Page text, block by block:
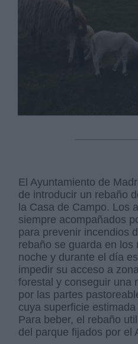
El Ayuntamiento de
de introducir un rebaño
la Casa de Campo. Los
siempre acompañados
para prevenir incendios
rebaño se guarda en los
noche y durante el día
impedir su acceso a
forestal y conseguir una
por las partes
cuya superficie
Para beber, el rebaño
del parque fijados por el